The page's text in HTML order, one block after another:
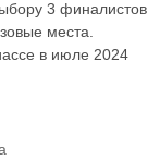
3 финалистов
места.
в июле 2024